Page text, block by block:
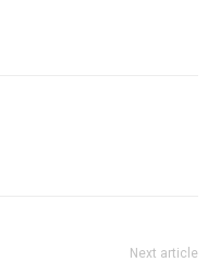
Next article